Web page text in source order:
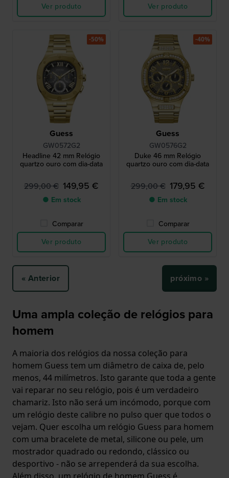
Ver produto
Ver produto
Guess
GW0572G2
Headline 42 mm Relógio
quartzo ouro com dia-data
299,00 € 149,95 €
● Em stock
Comparar
Ver produto
-50%
Guess
GW0576G2
Duke 46 mm Relógio
quartzo ouro com dia-data
299,00 € 179,95 €
● Em stock
Comparar
Ver produto
-40%
« Anterior próximo »
Uma ampla coleção de relógios para
homem
A maioria dos relógios da nossa coleção para
homem Guess tem um diâmetro de caixa de, pelo
menos, 44 milímetros. Isto garante que toda a gente
vai reparar no seu relógio, pois é um verdadeiro
chamariz. Isto não será um incómodo, porque com
um relógio deste calibre no pulso quer que todos o
vejam. Quer escolha um relógio Guess para homem
com uma bracelete de metal, silicone ou pele, um
mostrador quadrado ou redondo, clássico ou
desportivo - não se arrependerá da sua escolha.